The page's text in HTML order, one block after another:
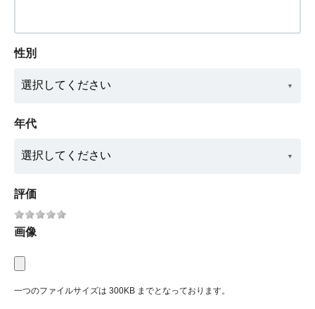
性別
年代
評価
画像
一つのファイルサイズは 300KB までとなっております。